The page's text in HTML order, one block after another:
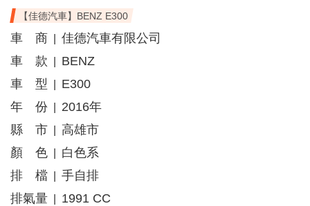
【佳德汽車】BENZ E300
車 商
佳德汽車有限公司
車 款
BENZ
車 型
E300
年 份
2016年
縣 市
高雄市
顏 色
白色系
排 檔
手自排
排氣量
1991 CC